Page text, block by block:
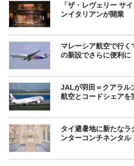
「ザ・レヴェリー サ
ンイタリアンが開業
マレーシア航空で行
の新設でさらに便利に
JALが羽田＝クアラル
航空とコードシェアを
タイ避暑地に新たなラ
ンターコンチネンタル